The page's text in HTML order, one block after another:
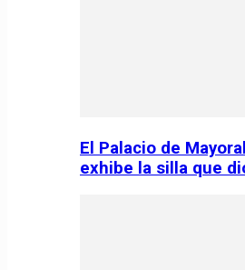
El Palacio de
exhibe la silla que